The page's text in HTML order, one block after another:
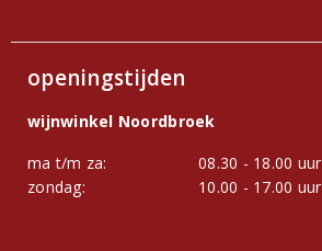
openingstijden
wijnwinkel Noordbroek
ma t/m za:
08.30 - 18.00 uur
zondag:
10.00 - 17.00 uur